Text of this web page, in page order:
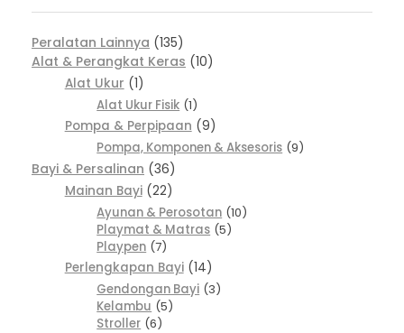
Peralatan Lainnya 135
Alat & Perangkat Keras 10
Alat Ukur
1
Alat Ukur Fisik 1
Pompa & Perpipaan
9
Pompa, Komponen & Aksesoris 9
Bayi & Persalinan 36
Mainan Bayi 22
Ayunan & Perosotan 10
Playmat & Matras 5
Playpen 7
Perlengkapan Bayi 14
Gendongan Bayi 3
Kelambu 5
Stroller 6